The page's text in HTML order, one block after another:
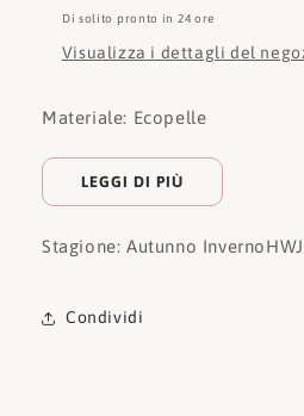
Di solito pronto in 24 ore
Visualizza i dettagli del
Materiale: Ecopelle
LEGGI DI PIÙ
Stagione: Autunno Inverno
Condividi